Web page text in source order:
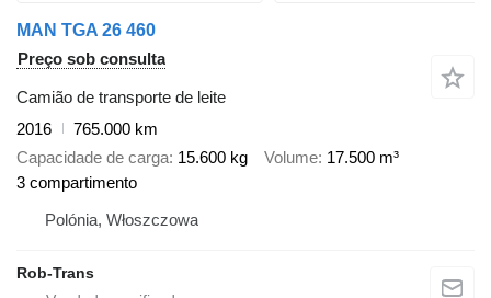
MAN TGA 26 460
Preço sob consulta
Camião de transporte de leite
2016
765.000 km
Capacidade de carga 15.600 kg Volume 17.500 m³
3 compartimento
Polónia, Włoszczowa
Rob-Trans